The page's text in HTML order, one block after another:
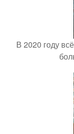
В 2020 году